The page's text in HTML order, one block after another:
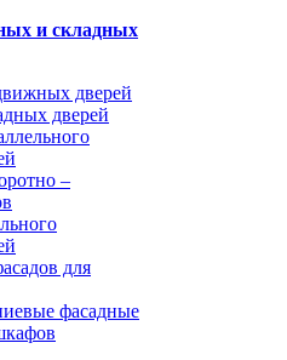
и складных
дверей
дверей
–
для
фасадные